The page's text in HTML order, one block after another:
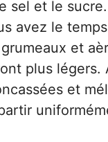
sel et le
avez le
et
plus légers.
et